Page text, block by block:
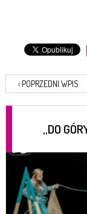
‹ POPRZEDNI WPIS
„DO